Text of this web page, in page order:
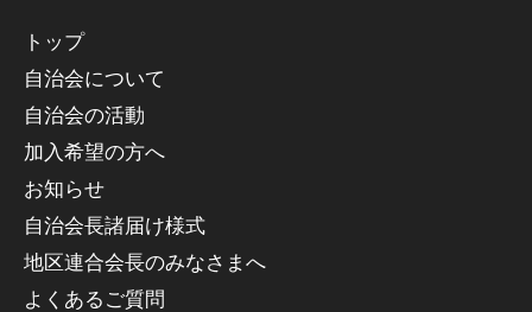
トップ
自治会について
自治会の活動
加入希望の方へ
お知らせ
自治会長諸届け様式
地区連合会長のみなさまへ
よくあるご質問